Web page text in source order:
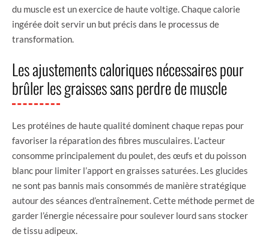
du muscle est un exercice de haute voltige. Chaque calorie
ingérée doit servir un but précis dans le processus de
transformation.
Les ajustements caloriques nécessaires pour
brûler les graisses sans perdre de muscle
Les protéines de haute qualité dominent chaque repas pour
favoriser la réparation des fibres musculaires. L’acteur
consomme principalement du poulet, des œufs et du poisson
blanc pour limiter l’apport en graisses saturées. Les glucides
ne sont pas bannis mais consommés de manière stratégique
autour des séances d’entraînement. Cette méthode permet de
garder l’énergie nécessaire pour soulever lourd sans stocker
de tissu adipeux.